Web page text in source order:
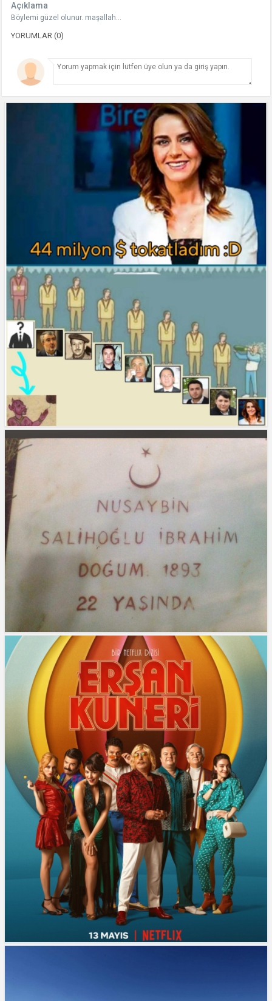
Açıklama
Böylemi güzel olunur. maşallah...
YORUMLAR (0)